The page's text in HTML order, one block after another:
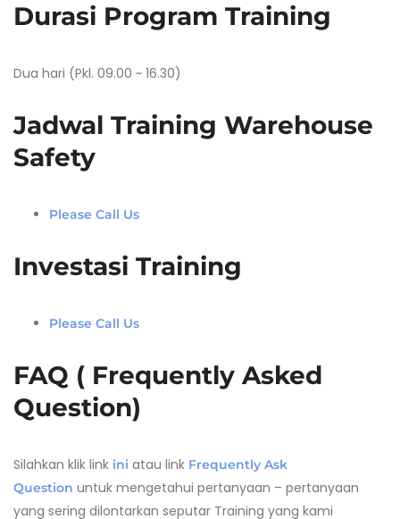
Durasi Program Training
Dua hari (Pkl. 09.00 ~ 16.30)
Jadwal Training Warehouse
Safety
Please Call Us
Investasi Training
Please Call Us
FAQ ( Frequently Asked
Question)
Silahkan klik link ini atau link Frequently Ask
Question untuk mengetahui pertanyaan – pertanyaan
yang sering dilontarkan seputar Training yang kami